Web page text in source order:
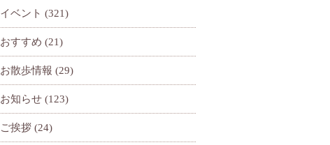
イベント (321)
おすすめ (21)
お散歩情報 (29)
お知らせ (123)
ご挨拶 (24)